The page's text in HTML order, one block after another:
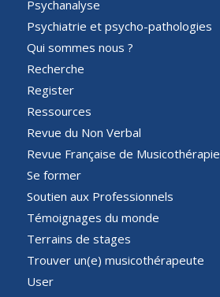
Psychanalyse
Psychiatrie et psycho-pathologies
Qui sommes nous ?
Recherche
Register
Ressources
Revue du Non Verbal
Revue Française de Musicothérapie
Se former
Soutien aux Professionnels
Témoignages du monde
Terrains de stages
Trouver un(e) musicothérapeute
User